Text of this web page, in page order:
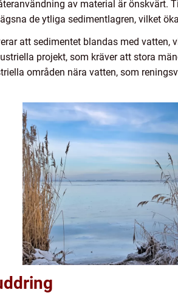
av material är önskvärt.
de ytliga sedimentlagren, vilket
att sedimentet blandas med
projekt, som kräver att stora
områden nära vatten, som